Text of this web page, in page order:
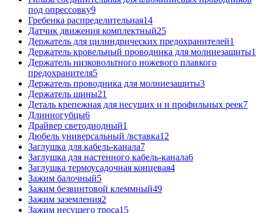
под опрессовку9
Гребенка распределительная14
Датчик движения комплектный25
Держатель для цилиндрических предохранителей1
Держатель кровельный проводника для молниезащиты1
Держатель низковольтного ножевого плавкого
предохранителя5
Держатель проводника для молниезащиты3
Держатель шины21
Деталь крепежная для несущих и и профильных реек7
Длинногубцы6
Драйвер светодиодный1
Дюбель универсальный /вставка12
Заглушка для кабель-канала7
Заглушка для настенного кабель-канала6
Заглушка термоусадочная концевая4
Зажим балочный5
Зажим безвинтовой клеммный49
Зажим заземления2
Зажим несущего троса15